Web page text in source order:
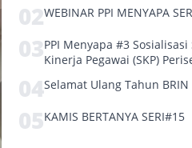
02WEBINAR PPI MENYAPA
03PPI Menyapa #3 Sosialisasi
Kinerja Pegawai (SKP)
04Selamat Ulang Tahun BRIN
05KAMIS BERTANYA SERI#15